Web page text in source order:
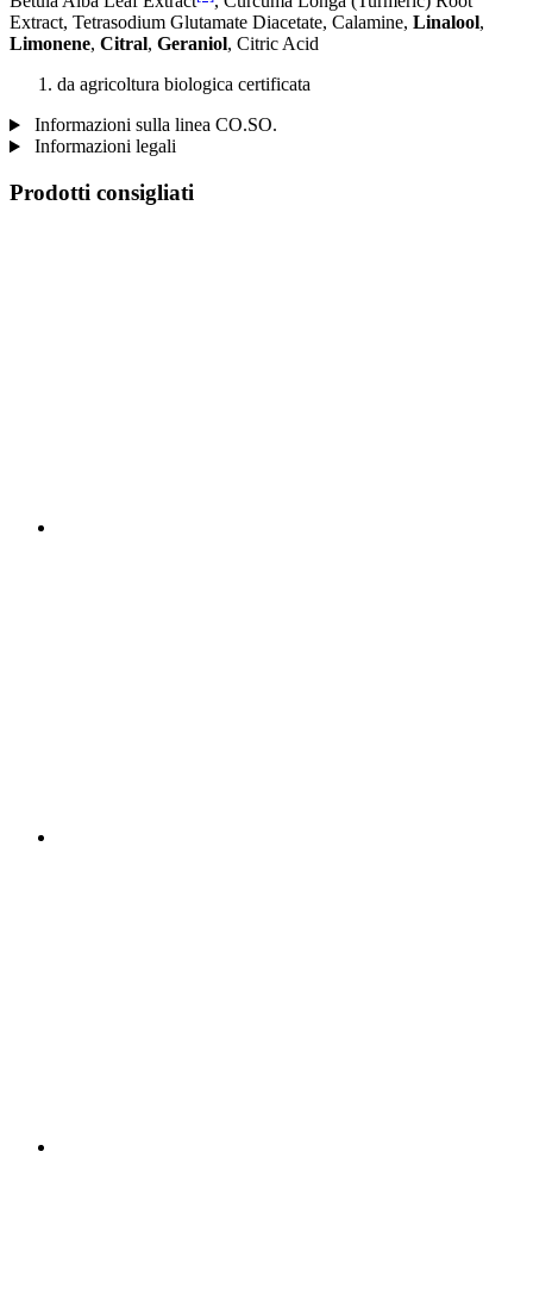
Extract, Tetrasodium Glutamate Diacetate, Calamine, Linalool,
Limonene, Citral, Geraniol, Citric Acid
da agricoltura biologica certificata
Informazioni sulla linea CO.SO.
Informazioni legali
Prodotti consigliati